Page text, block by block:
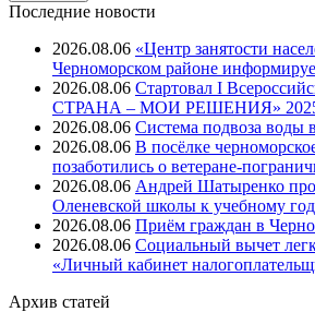
Последние новости
2026.08.06 «Центр занятости
Черноморском районе
2026.08.06 Стартовал I
СТРАНА – МОИ РЕШЕНИЯ» 2025-
2026.08.06 Система подвоза воды
2026.08.06 В посёлке
позаботились о ветеране-
2026.08.06 Андрей Шатыренко
Оленевской школы к учебному
2026.08.06 Приём граждан в
2026.08.06 Социальный вычет
«Личный кабинет
Архив статей